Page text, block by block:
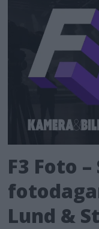
F3 Foto
Lund &